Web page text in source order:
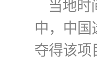
当地时
中，中国
夺得该项